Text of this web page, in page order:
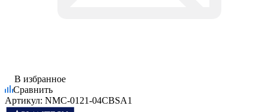
В избранное
Сравнить
Артикул: NMC-0121-04CBSA1